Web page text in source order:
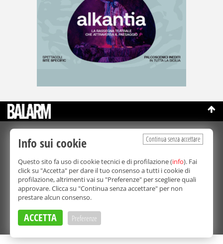
©Copyright 2003-2026
Bmedia Srl
- P.IVA 07064240828
forma, su qualsiasi supporto è proibita.
Balarm.it è una testata giornalistica registrata. Autorizzazione del
Tribunale di Palermo n° 32 del 21/10/2003
Direttore responsabile:Fabio Ricotta
Privacy e Cookie Policy
Continua senza accettare
Info sui cookie
Questo sito fa uso di cookie tecnici e di profilazione (info). Fai
click su "Accetta" per dare il tuo consenso a tutti i cookie di
profilazione, altrimenti vai su "Preferenze" per scegliere quali
approvare. Clicca su "Continua senza accettare" per non
prestare alcun consenso.
ACCETTA Preferenze